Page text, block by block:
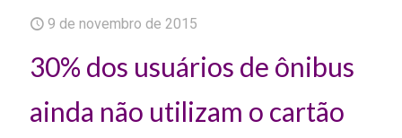
9 de novembro de 2015
30% dos usuários de ônibus
ainda não utilizam o cartão